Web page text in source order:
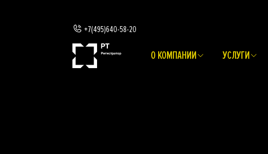
+7(495)640-58-20
О КОМПАНИИ УСЛУГИ